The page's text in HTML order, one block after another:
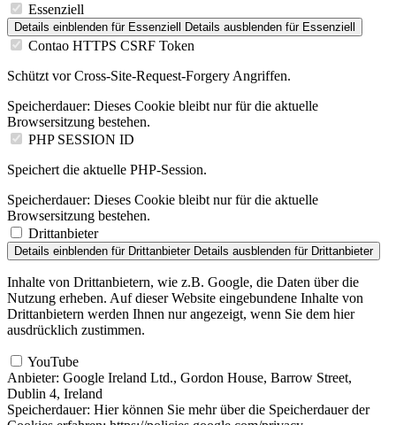
Essenziell
Details einblenden für Essenziell Details ausblenden für Essenziell
Contao HTTPS CSRF Token
Schützt vor Cross-Site-Request-Forgery Angriffen.
Speicherdauer: Dieses Cookie bleibt nur für die aktuelle
Browsersitzung bestehen.
PHP SESSION ID
Speichert die aktuelle PHP-Session.
Speicherdauer: Dieses Cookie bleibt nur für die aktuelle
Browsersitzung bestehen.
Drittanbieter
Details einblenden für Drittanbieter Details ausblenden für Drittanbieter
Inhalte von Drittanbietern, wie z.B. Google, die Daten über die
Nutzung erheben. Auf dieser Website eingebundene Inhalte von
Drittanbietern werden Ihnen nur angezeigt, wenn Sie dem hier
ausdrücklich zustimmen.
YouTube
Anbieter: Google Ireland Ltd., Gordon House, Barrow Street,
Dublin 4, Ireland
Speicherdauer: Hier können Sie mehr über die Speicherdauer der